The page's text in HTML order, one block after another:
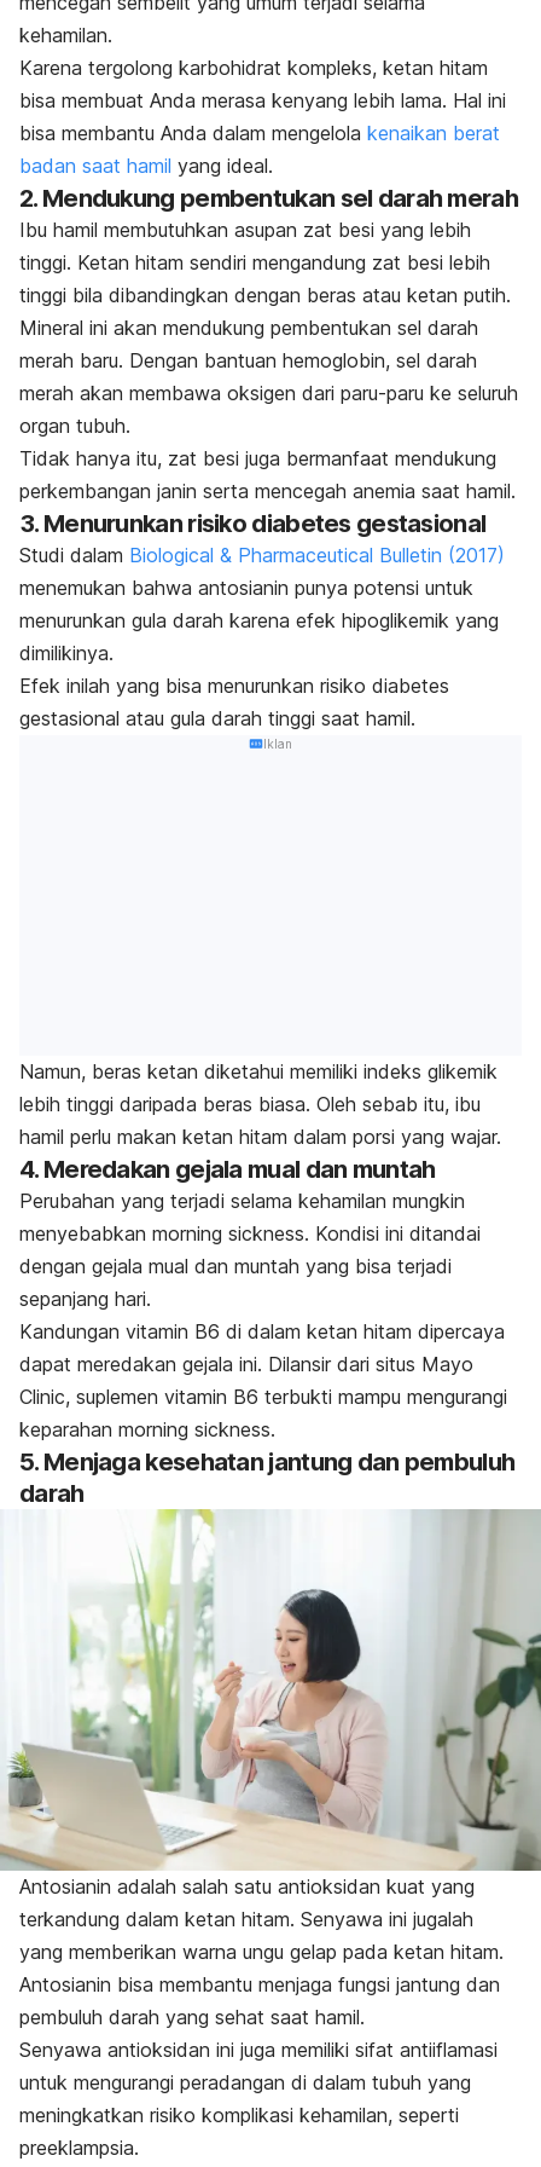
kehamilan.
Karena tergolong karbohidrat kompleks, ketan hitam
bisa membuat Anda merasa kenyang lebih lama. Hal ini
bisa membantu Anda dalam mengelola kenaikan berat
badan saat hamil yang ideal.
2. Mendukung pembentukan sel darah merah
Ibu hamil membutuhkan asupan zat besi yang lebih
tinggi. Ketan hitam sendiri mengandung zat besi lebih
tinggi bila dibandingkan dengan beras atau ketan putih.
Mineral ini akan mendukung pembentukan sel darah
merah baru. Dengan bantuan hemoglobin, sel darah
merah akan membawa oksigen dari paru-paru ke seluruh
organ tubuh.
Tidak hanya itu, zat besi juga bermanfaat mendukung
perkembangan janin serta mencegah anemia saat hamil.
3. Menurunkan risiko diabetes gestasional
Studi dalam Biological & Pharmaceutical Bulletin (2017)
menemukan bahwa antosianin punya potensi untuk
menurunkan gula darah karena efek hipoglikemik yang
dimilikinya.
Efek inilah yang bisa menurunkan risiko diabetes
gestasional atau gula darah tinggi saat hamil.
Iklan
Namun, beras ketan diketahui memiliki indeks glikemik
lebih tinggi daripada beras biasa. Oleh sebab itu, ibu
hamil perlu makan ketan hitam dalam porsi yang wajar.
4. Meredakan gejala mual dan muntah
Perubahan yang terjadi selama kehamilan mungkin
menyebabkan morning sickness. Kondisi ini ditandai
dengan gejala mual dan muntah yang bisa terjadi
sepanjang hari.
Kandungan vitamin B6 di dalam ketan hitam dipercaya
dapat meredakan gejala ini. Dilansir dari situs Mayo
Clinic, suplemen vitamin B6 terbukti mampu mengurangi
keparahan morning sickness.
5. Menjaga kesehatan jantung dan pembuluh
darah
Antosianin adalah salah satu antioksidan kuat yang
terkandung dalam ketan hitam. Senyawa ini jugalah
yang memberikan warna ungu gelap pada ketan hitam.
Antosianin bisa membantu menjaga fungsi jantung dan
pembuluh darah yang sehat saat hamil.
Senyawa antioksidan ini juga memiliki sifat antiiflamasi
untuk mengurangi peradangan di dalam tubuh yang
meningkatkan risiko komplikasi kehamilan, seperti
preeklampsia.